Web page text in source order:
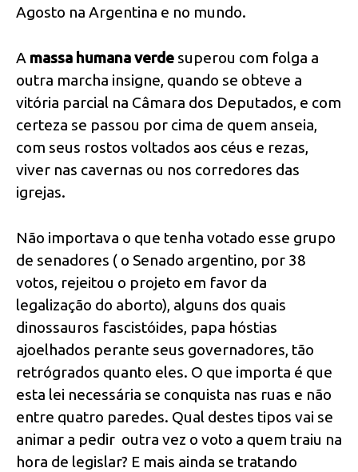
Agosto na Argentina e no mundo.
A massa humana verde superou com folga a
outra marcha insigne, quando se obteve a
vitória parcial na Câmara dos Deputados, e com
certeza se passou por cima de quem anseia,
com seus rostos voltados aos céus e rezas,
viver nas cavernas ou nos corredores das
igrejas.
Não importava o que tenha votado esse grupo
de senadores ( o Senado argentino, por 38
votos, rejeitou o projeto em favor da
legalização do aborto), alguns dos quais
dinossauros fascistóides, papa hóstias
ajoelhados perante seus governadores, tão
retrógrados quanto eles. O que importa é que
esta lei necessária se conquista nas ruas e não
entre quatro paredes. Qual destes tipos vai se
animar a pedir outra vez o voto a quem traiu na
hora de legislar? E mais ainda se tratando